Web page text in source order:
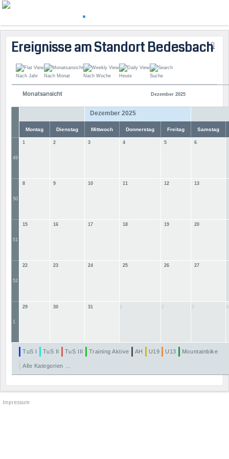
Ereignisse am Standort Bedesbach
Nach Jahr Nach Monat Nach Woche Heute Suche
Monatsansicht Dezember 2025
Dezember 2025
Montag Dienstag Mittwoch Donnerstag Freitag Samstag
49
1 2 3 4 5 6
50
8 9 10 11 12 13
51
15 16 17 18 19 20
52
22 23 24 25 26 27
1
29 30 31 1 2 3 4
TuS I TuS II TuS III Training Aktive AH U19 U13 Mountainbike
Alle Kategorien ...
Impressum